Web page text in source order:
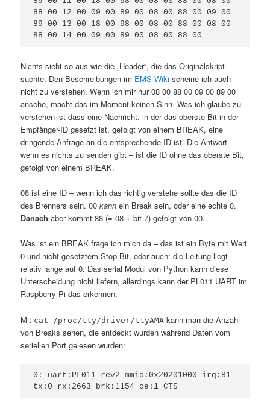
88 00 12 00 09 00 89 00 08 00 88 00 09 00
89 00 13 00 18 00 98 00 08 00 88 00 08 00
88 00 14 00 09 00 89 00 08 00 88 00
Nichts sieht so aus wie die „Header“, die das Originalskript
suchte. Den Beschreibungen im EMS Wiki scheine ich auch
nicht zu verstehen. Wenn ich mir nur 08 00 88 00 09 00 89 00
ansehe, macht das im Moment keinen Sinn. Was ich glaube zu
verstehen ist dass eine Nachricht, in der das oberste Bit in der
Empfänger-ID gesetzt ist, gefolgt von einem BREAK, eine
dringende Anfrage an die entsprechende ID ist. Die Antwort –
wenn es nichts zu senden gibt – ist die ID ohne das oberste Bit,
gefolgt von einem BREAK.
08 ist eine ID – wenn ich das richtig verstehe sollte das die ID
des Brenners sein. 00kann ein Break sein, oder eine echte 0.
Danach aber kommt 88 (= 08 + bit 7) gefolgt von 00.
Was ist ein BREAK frage ich mich da – das ist ein Byte mit Wert
0 und nicht gesetztem Stop-Bit, oder auch: die Leitung liegt
relativ lange auf 0. Das serial Modul von Python kann diese
Unterscheidung nicht liefern, allerdings kann der PL011 UART im
Raspberry Pi das erkennen.
Mit cat /proc/tty/driver/ttyAMA kann man die Anzahl
von Breaks sehen, die entdeckt wurden während Daten vom
seriellen Port gelesen wurden:
0: uart:PL011 rev2 mmio:0x20201000 irq:81
tx:0 rx:2663 brk:1154 oe:1 CTS